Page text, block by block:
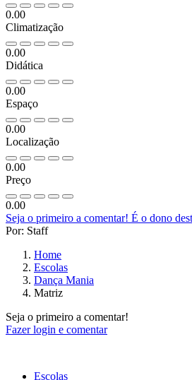
0.00
Climatização
0.00
Didática
0.00
Espaço
0.00
Localização
0.00
Preço
0.00
Seja o primeiro a comentar! É o dono
Por: Staff
Home
Escolas
Dança Mania
Matriz
Seja o primeiro a comentar!
Fazer login e comentar
Escolas